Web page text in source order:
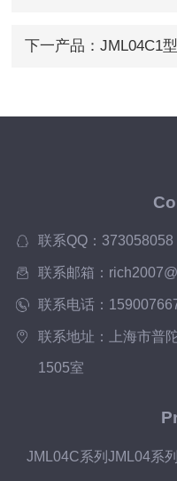
下一产品： JML04C1
联系QQ：373058058
联系邮箱：
联系电话：
联系地址：上海市普
1505室
JML04C系列JML04系